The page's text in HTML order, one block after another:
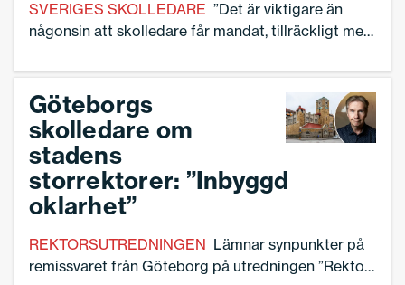
SVERIGES SKOLLEDARE ”Det är viktigare än
någonsin att skolledare får mandat, tillräckligt med
förskola”, säger Ann-Charlotte Gavelin Rydman,
förbundsordförande för Sveriges Skolledare.
Göteborgs
skolledare om
stadens
storrektorer: ”Inbyggd
oklarhet”
REKTORSUTREDNINGEN Lämnar synpunkter på
remissvaret från Göteborg på utredningen ”Rektor